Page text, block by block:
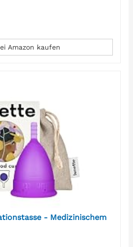
Amazon kaufen
- Medizinischem